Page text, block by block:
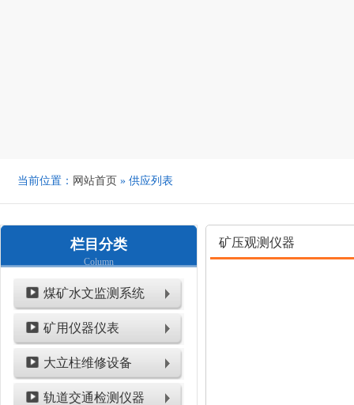
当前位置： 网站首页 » 供应列表
栏目分类
Column
煤矿水文监测系统
矿用仪器仪表
大立柱维修设备
轨道交通检测仪器
矿压观测仪器